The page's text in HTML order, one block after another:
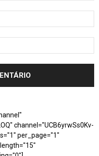
channel="UCB6yrwSs0Kv-
per_page="1"